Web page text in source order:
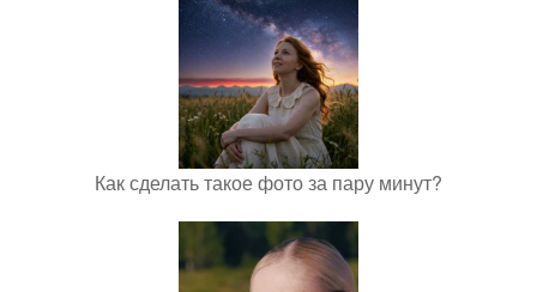
Как сделать такое фото за пару минут?